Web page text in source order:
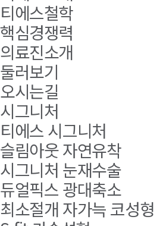
티에스철학
핵심경쟁력
의료진소개
둘러보기
오시는길
시그니처
티에스 시그니처
슬림아웃 자연유착
시그니처 눈재수술
듀얼픽스 광대축소
최소절개 자가늑 코성형